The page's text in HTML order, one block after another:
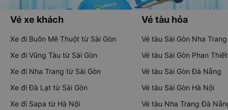
Vé xe khách
Xe đi Buôn Mê Thuột từ Sài Gòn
Xe đi Vũng Tàu từ Sài Gòn
Xe đi Nha Trang từ Sài Gòn
Xe đi Đà Lạt từ Sài Gòn
Xe đi Sapa từ Hà Nội
Vé tàu hỏa
Vé tàu Sài Gòn Nha Trang
Vé tàu Sài Gòn Phan Thiết
Vé tàu Sài Gòn Đà Nẵng
Vé tàu Sài Gòn Hà Nội
Vé tàu Nha Trang Đà